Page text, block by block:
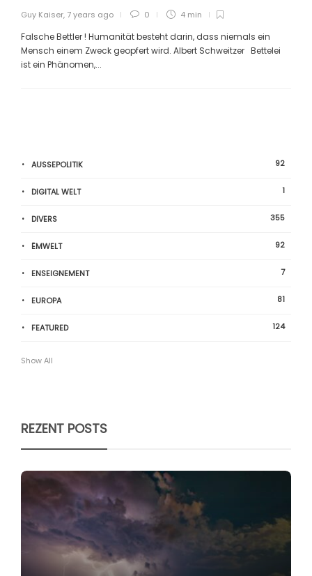
Guy Kaiser, 7 years ago 0 4 min
Falsche Bettler ! Humanität besteht darin, dass niemals ein
Mensch einem Zweck geopfert wird. Albert Schweitzer Bettelei
ist ein Phänomen,...
AUSSEPOLITIK 92
DIGITAL WELT 1
DIVERS 355
ËMWELT 92
ENSEIGNEMENT 7
EUROPA 81
FEATURED 124
Show All
REZENT POSTS